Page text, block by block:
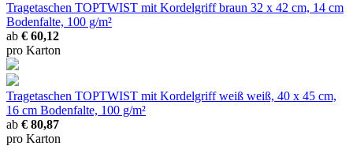
Tragetaschen TOPTWIST mit Kordelgriff braun 32 x 42 cm, 14 cm
Bodenfalte, 100 g/m²
ab € 60,12
pro Karton
Tragetaschen TOPTWIST mit Kordelgriff weiß weiß, 40 x 45 cm,
16 cm Bodenfalte, 100 g/m²
ab € 80,87
pro Karton